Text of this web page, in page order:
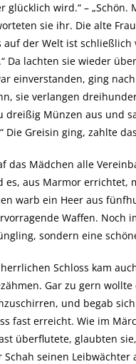
glücklich wird.“ –
sie ihr. Die alte
auf der Welt ist
Da lachten sie wieder
einverstanden, ging
sie verlangen
dreißig Münzen aus und
Die Greisin ging, zahlte
das Mädchen alle
es, aus Marmor
warb ein Heer aus
Waffen. Noch
sondern eine
Schloss kam
Gar zu gern
und begab
fast erreicht. Wie im
überflutete, glaubten
Schah seinen